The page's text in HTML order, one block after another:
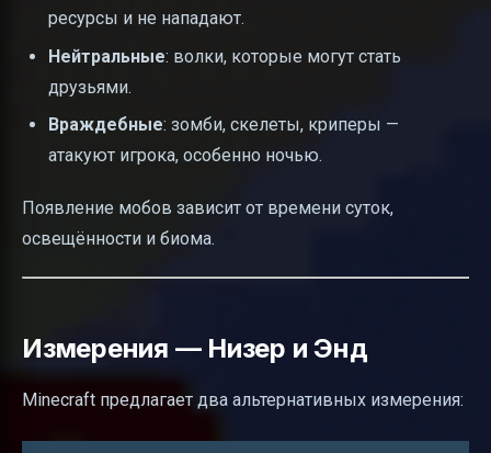
ресурсы и не нападают.
Нейтральные: волки, которые могут стать
друзьями.
Враждебные: зомби, скелеты, криперы —
атакуют игрока, особенно ночью.
Появление мобов зависит от времени суток,
освещённости и биома.
Измерения — Низер и Энд
Minecraft предлагает два альтернативных измерения: